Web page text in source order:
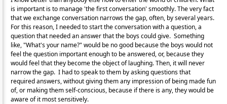
is important is to manage 'the first conversation' smoothly. The very fact
that we exchange conversation narrows the gap, often, by several years.
For this reason, I needed to start the conversation with a question, a
question that needed an answer that the boys could give. Something
like, "What's your name?" would be no good because the boys would not
feel the question important enough to be answered, or, because they
would feel that they become the object of laughing. Then, it will never
narrow the gap. I had to speak to them by asking questions that
required answers, without giving them any impression of being made fun
of, or making them self-conscious, because if there is any, they would be
aware of it most sensitively.